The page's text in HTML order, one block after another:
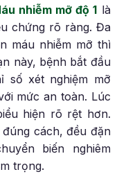
nhiễm mỡ độ 1 là
chứng rõ ràng. Đa
máu nhiễm mỡ thì
này, bệnh bắt đầu
số xét nghiệm mỡ
mức an toàn. Lúc
hiện rõ rệt hơn.
cách, đều đặn
biến nghiêm
trọng.